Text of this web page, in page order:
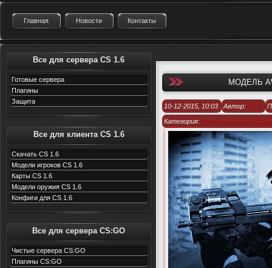
Главная Новости Контакты
Все для сервера CS 1.6
Готовые сервера
Плагины
Защита
Все для клиента CS 1.6
Скачать CS 1.6
Модели игроков CS 1.6
Карты CS 1.6
Модели оружия CS 1.6
Конфиги для CS 1.6
Все для сервера CS:GO
Чистые сервера CS:GO
Плагины CS:GO
МОДЕЛЬ
10-12-2015, 10:03 Автор: Berz
Категория: Все для клиента
Модели оружия для CS 1.6